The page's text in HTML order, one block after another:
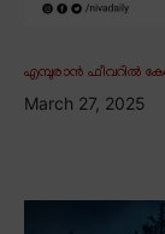
എമ്പുരാൻ ഫീവറിൽ
March 27, 2025